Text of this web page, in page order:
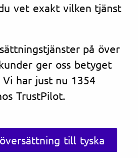
vet exakt vilken tjänst
på över
ger oss betyget
har just nu 1354
TrustPilot.
till tyska